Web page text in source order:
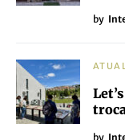
by
by